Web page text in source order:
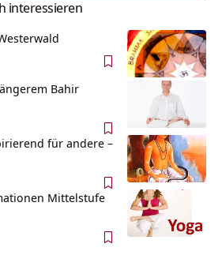
interessieren
Bahir
für andere –
Mittelstufe